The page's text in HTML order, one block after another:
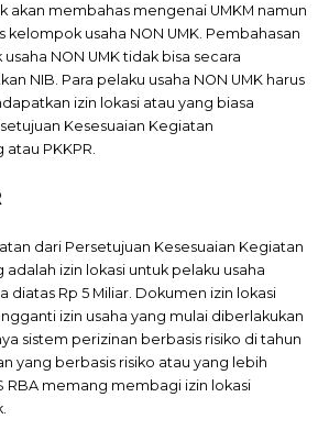
akan membahas mengenai UMKM namun
kelompok usaha NON UMK. Pembahasan
NON UMK tidak bisa secara
NIB. Para pelaku usaha NON UMK harus
izin lokasi atau yang biasa
Kesesuaian Kegiatan
PKKPR.
dari Persetujuan Kesesuaian Kegiatan
adalah izin lokasi untuk pelaku usaha
diatas Rp 5 Miliar. Dokumen izin lokasi
izin usaha yang mulai diberlakukan
sistem perizinan berbasis risiko di tahun
yang berbasis risiko atau yang lebih
RBA memang membagi izin lokasi